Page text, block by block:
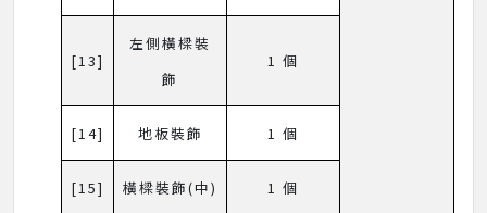
[13]
左側橫樑裝
飾
1 個
[14] 地板裝飾 1 個
[15] 橫樑裝飾(中) 1 個